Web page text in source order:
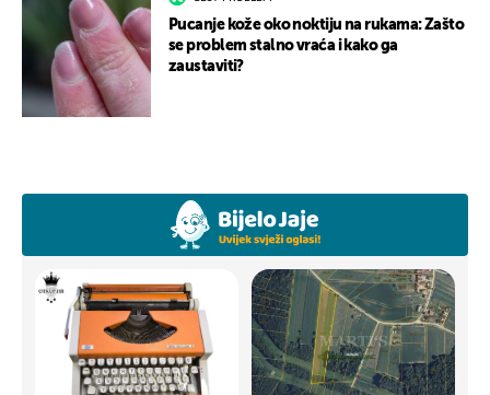
Pucanje kože oko noktiju na rukama: Zašto
se problem stalno vraća i kako ga
zaustaviti?